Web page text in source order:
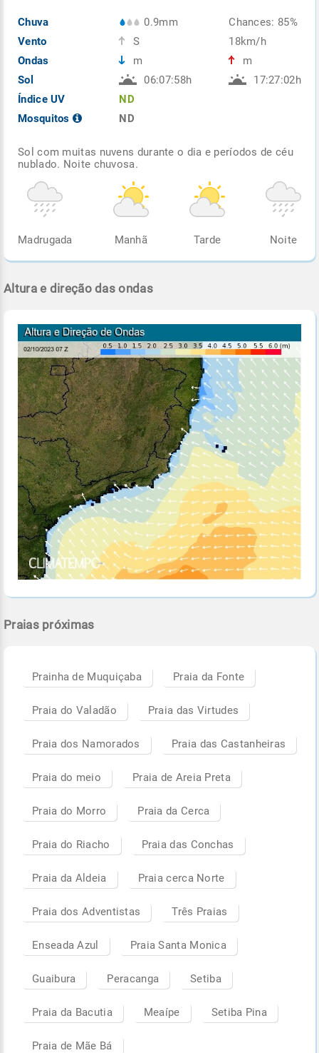
Chuva
Vento
Ondas
Sol
Índice UV
Mosquitos
0.9mm
S
m
06:07:58h
ND
ND
Chances: 85%
18km/h
m
17:27:02h
Sol com muitas nuvens durante o dia e períodos de céu
nublado. Noite chuvosa.
Madrugada Manhã Tarde Noite
Altura e direção das ondas
Praias próximas
Prainha de Muquiçaba Praia da Fonte
Praia do Valadão Praia das Virtudes
Praia dos Namorados Praia das Castanheiras
Praia do meio Praia de Areia Preta
Praia do Morro Praia da Cerca
Praia do Riacho Praia das Conchas
Praia da Aldeia Praia cerca Norte
Praia dos Adventistas Três Praias
Enseada Azul Praia Santa Monica
Guaibura Peracanga Setiba
Praia da Bacutia Meaípe Setiba Pina
Praia de Mãe Bá